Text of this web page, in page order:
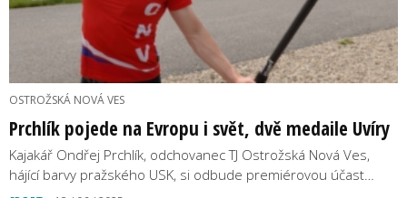
OSTROŽSKÁ NOVÁ VES
Prchlík pojede na Evropu i svět, dvě medaile Uvíry
Kajakář Ondřej Prchlík, odchovanec TJ Ostrožská Nová Ves,
hájící barvy pražského USK, si odbude premiérovou účast…